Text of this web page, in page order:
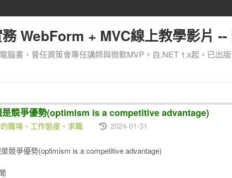
WebForm + MVC線上教學影片
腦書，曾任資策會專任講師與微軟MVP。自.NET 1.x起，已出
是競爭優勢(optimism is a competitive advantage)
職場、工作態度、求職 2024-01-31
競爭優勢(optimism is a competitive advantage)